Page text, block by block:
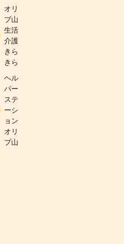
オリ
ブ山
生活
介護
きら
きら
ヘル
パー
ステ
ーシ
ョン
オリ
ブ山